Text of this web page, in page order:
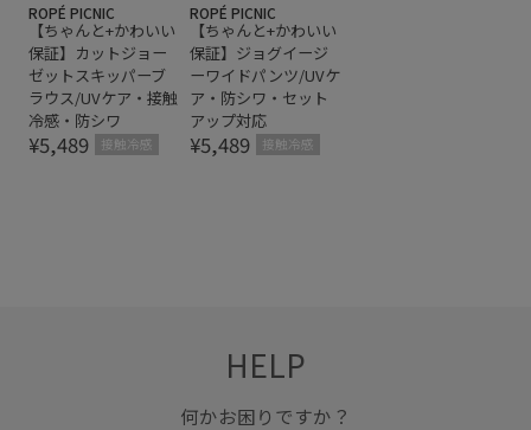
ROPÉ PICNIC
【ちゃんと+かわいい
保証】カットジョー
ゼットスキッパーブ
ラウス/UVケア・接触
冷感・防シワ
¥5,489 接触冷感
ROPÉ PICNIC
【ちゃんと+かわいい
保証】ジョグイージ
ーワイドパンツ/UVケ
ア・防シワ・セット
アップ対応
¥5,489 接触冷感
HELP
何かお困りですか？